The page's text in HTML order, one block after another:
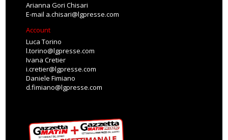
Arianna Gori Chisari
E-mail a.chisari@lgpresse.com
Account
Luca Torino
l.torino@lgpresse.com
Ivana Cretier
i.cretier@lgpresse.com
Daniele Fimiano
d.fimiano@lgpresse.com